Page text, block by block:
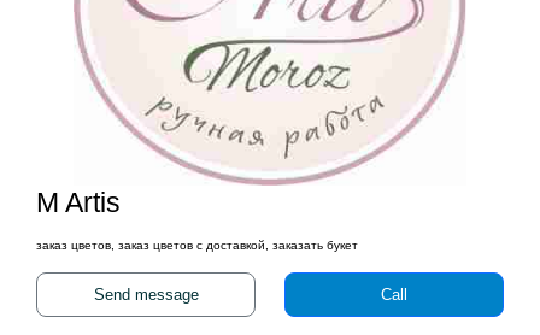
M Artis
заказ цветов, заказ цветов с доставкой, заказать букет
Send message Call